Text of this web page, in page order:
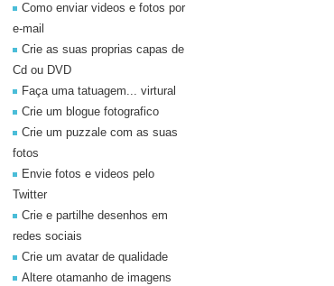
Como enviar videos e fotos por
e-mail
Crie as suas proprias capas de
Cd ou DVD
Faça uma tatuagem... virtural
Crie um blogue fotografico
Crie um puzzale com as suas
fotos
Envie fotos e videos pelo
Twitter
Crie e partilhe desenhos em
redes sociais
Crie um avatar de qualidade
Altere otamanho de imagens